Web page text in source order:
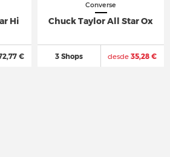
Hi
€
Converse
Chuck Taylor All Star Ox
3 Shops desde 35,28 €